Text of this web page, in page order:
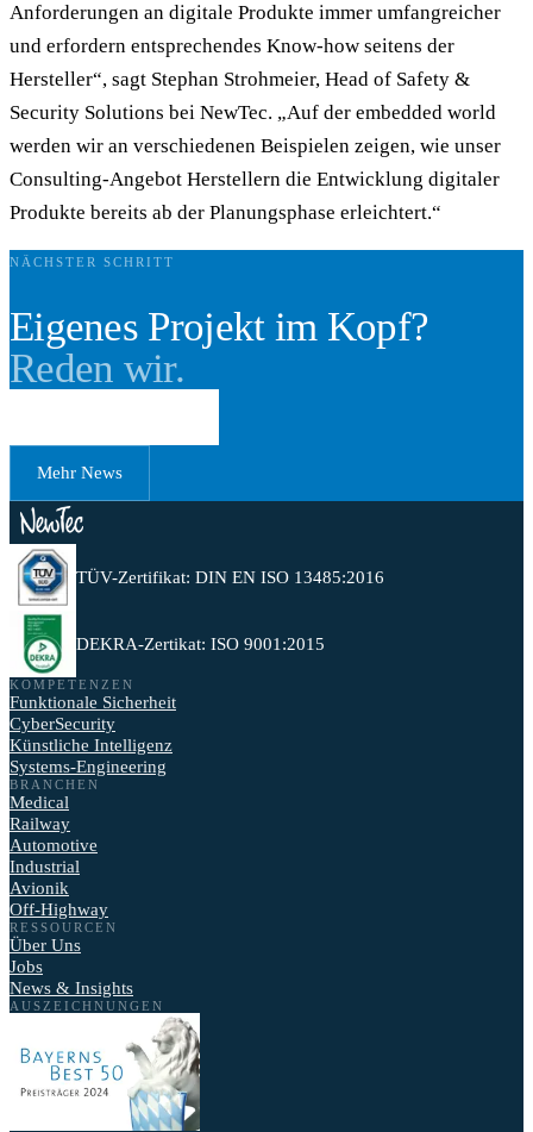
Anforderungen an digitale Produkte immer umfangreicher
und erfordern entsprechendes Know-how seitens der
Hersteller“, sagt Stephan Strohmeier, Head of Safety &
Security Solutions bei NewTec. „Auf der embedded world
werden wir an verschiedenen Beispielen zeigen, wie unser
Consulting-Angebot Herstellern die Entwicklung digitaler
Produkte bereits ab der Planungsphase erleichtert.“
NÄCHSTER SCHRITT
Eigenes Projekt im Kopf?
Reden wir.
Mehr News
TÜV-Zertifikat: DIN EN ISO 13485:2016
DEKRA-Zertikat: ISO 9001:2015
KOMPETENZEN
Funktionale Sicherheit
CyberSecurity
Künstliche Intelligenz
Systems-Engineering
BRANCHEN
Medical
Railway
Automotive
Industrial
Avionik
Off-Highway
RESSOURCEN
Über Uns
Jobs
News & Insights
AUSZEICHNUNGEN